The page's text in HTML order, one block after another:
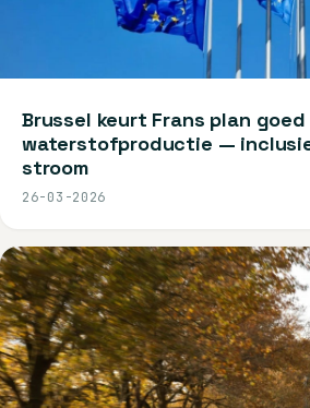
Brussel keurt Frans plan goed
waterstofproductie —
stroom
26-03-2026